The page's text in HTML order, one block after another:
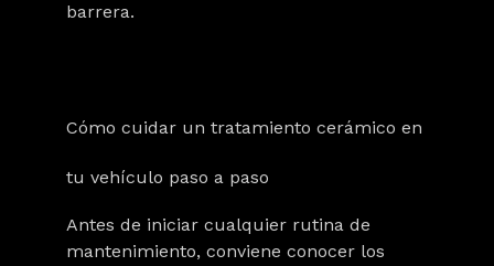
barrera.
Cómo cuidar un tratamiento cerámico en
tu vehículo paso a paso
Antes de iniciar cualquier rutina de
mantenimiento, conviene conocer los